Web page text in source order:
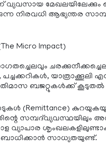
വ്യവസായ
നിരവധി ആഭ്യന്തര
Micro Impact)
യാത്രാക്കൂലി
ബജറ്റുകൾക്ക് കൂടുതൽ
(Remittance)
സമ്പദ്‌വ്യവസ്ഥയിലും
സാധ്യതയുണ്ട്.